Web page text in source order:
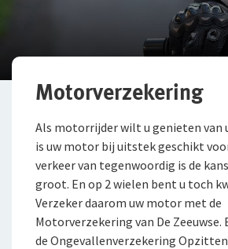
Aansprakelijkheidsverzekering
Gebouwenverzekering MSV
Rechtsbijstandverzekering
Ongevallenverzekering
Doorlopende Reisverzekering
Huwelijksdagverzekering
Caravanverzekering
Klassieke Autoverzekering
Motorverzekering
Landbouwmaterieelverzekering
Paardenvrachtautoverzekering
Hippisch
Motorverzekering
Als motorrijder wilt u genieten van
is uw motor bij uitstek geschikt
verkeer van tegenwoordig is de
groot. En op 2 wielen bent u toch
Verzeker daarom uw motor met de
Motorverzekering van De Zeeuwse.
de Ongevallenverzekering